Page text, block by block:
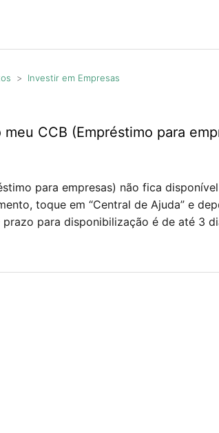
Investir em Empresas
CCB (Empréstimo para
para empresas) não fica
toque em “Central de Ajuda” e
prazo para disponibilização é de até 3